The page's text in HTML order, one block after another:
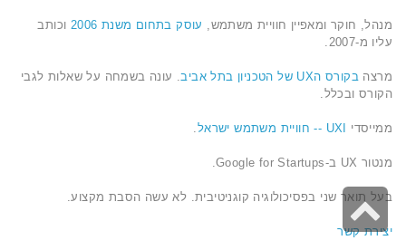
מנהל, חוקר ומאפיין חוויית משתמש, עוסק בתחום משנת 2006
וכותב
עליו מ-2007.
מרצה בקורס הUX של הטכניון בתל אביב
. עונה בשמחה על שאלות לגבי
הקורס ובכלל.
ממייסדי UXI -- חוויית משתמש ישראל
מנטור UX ב-Google for Startups.
בעל תואר שני בפסיכולוגיה קוגניטיבית. לא עשה הסבת מקצוע.
יצירת קשר
גלילה
לראש